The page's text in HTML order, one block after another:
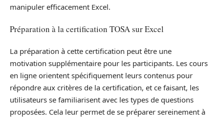
manipuler efficacement Excel.
Préparation à la certification TOSA sur Excel
La préparation à cette certification peut être une
motivation supplémentaire pour les participants. Les cours
en ligne orientent spécifiquement leurs contenus pour
répondre aux critères de la certification, et ce faisant, les
utilisateurs se familiarisent avec les types de questions
proposées. Cela leur permet de se préparer sereinement à